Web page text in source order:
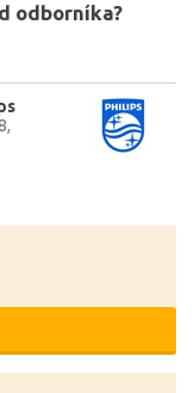
odborníka?